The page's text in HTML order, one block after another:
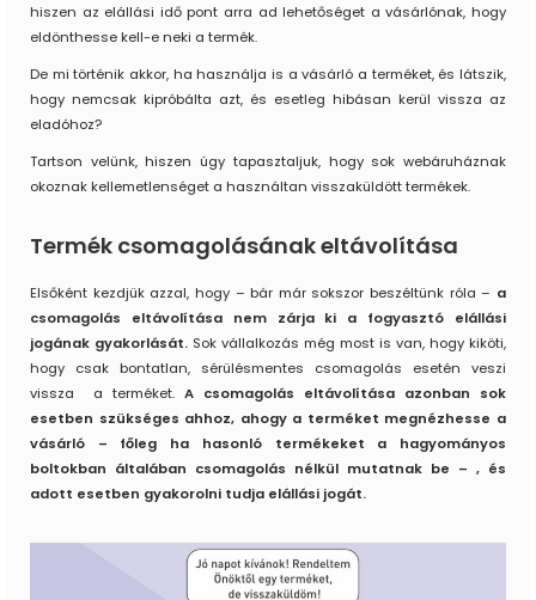
hiszen az elállási idő pont arra ad lehetőséget a vásárlónak, hogy
eldönthesse kell-e neki a termék.
De mi történik akkor, ha használja is a vásárló a terméket, és látszik,
hogy nemcsak kipróbálta azt, és esetleg hibásan kerül vissza az
eladóhoz?
Tartson velünk, hiszen úgy tapasztaljuk, hogy sok webáruháznak
okoznak kellemetlenséget a használtan visszaküldött termékek.
Termék csomagolásának eltávolítása
Elsőként kezdjük azzal, hogy – bár már sokszor beszéltünk róla – a
csomagolás eltávolítása nem zárja ki a fogyasztó elállási
jogának gyakorlását. Sok vállalkozás még most is van, hogy kiköti,
hogy csak bontatlan, sérülésmentes csomagolás esetén veszi
vissza a terméket. A csomagolás eltávolítása azonban sok
esetben szükséges ahhoz, ahogy a terméket megnézhesse a
vásárló – főleg ha hasonló termékeket a hagyományos
boltokban általában csomagolás nélkül mutatnak be – , és
adott esetben gyakorolni tudja elállási jogát.